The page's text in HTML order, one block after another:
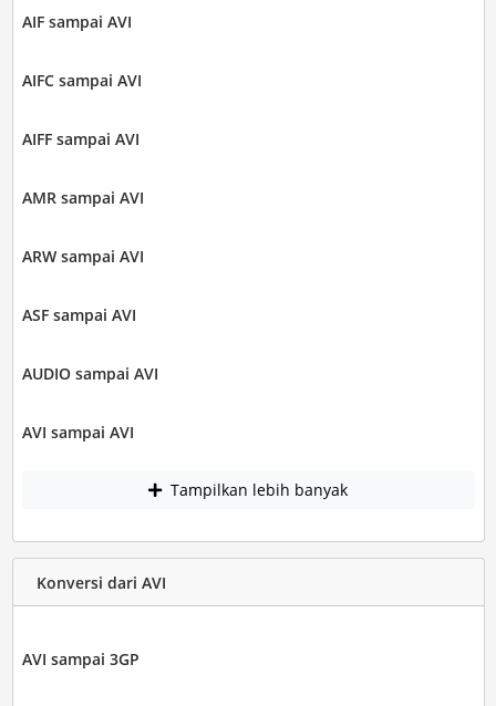
AIF sampai AVI
AIFC sampai AVI
AIFF sampai AVI
AMR sampai AVI
ARW sampai AVI
ASF sampai AVI
AUDIO sampai AVI
AVI sampai AVI
Tampilkan lebih banyak
Konversi dari AVI
AVI sampai 3GP